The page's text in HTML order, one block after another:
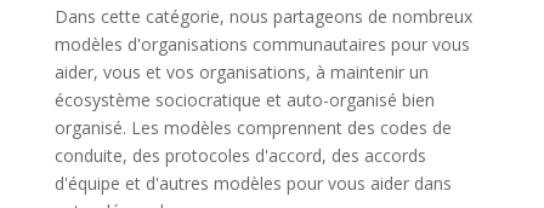
Dans cette catégorie, nous partageons de nombreux
modèles d'organisations communautaires pour vous
aider, vous et vos organisations, à maintenir un
écosystème sociocratique et auto-organisé bien
organisé. Les modèles comprennent des codes de
conduite, des protocoles d'accord, des accords
d'équipe et d'autres modèles pour vous aider dans